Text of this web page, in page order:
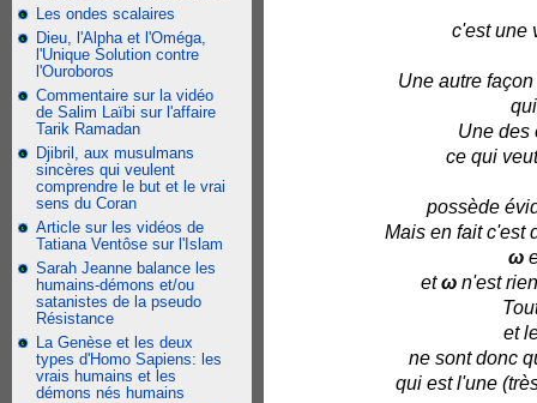
Les ondes scalaires
Dieu, l'Alpha et l'Oméga,
l'Unique Solution contre
l'Ouroboros
Commentaire sur la vidéo
de Salim Laïbi sur l'affaire
Tarik Ramadan
Djibril, aux musulmans
sincères qui veulent
comprendre le but et le vrai
sens du Coran
Article sur les vidéos de
Tatiana Ventôse sur l'Islam
Sarah Jeanne balance les
humains-démons et/ou
satanistes de la pseudo
Résistance
La Genèse et les deux
types d'Homo Sapiens: les
vrais humains et les
démons nés humains
c'est une
Une autre
Une des
ce qui
possède
Mais en fait c'est
ω
etω n'est
et
ne sont donc
qui est l'une